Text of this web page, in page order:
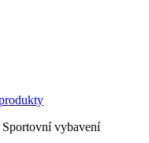
Sportovní vybavení